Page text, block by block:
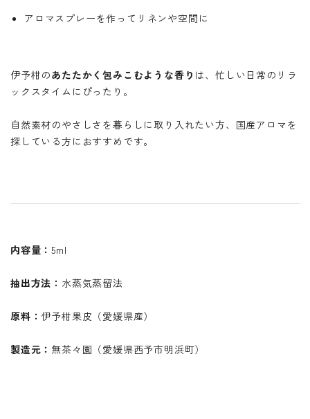
アロマスプレーを作ってリネンや空間に
伊予柑のあたたかく包みこむような香り は、忙しい日常のリラ
ックスタイムにぴったり。
自然素材のやさしさを暮らしに取り入れたい方、国産アロマを
探している方におすすめです。
内容量：5ml
抽出方法： 水蒸気蒸留法
原料：伊予柑果皮（愛媛県産）
製造元： 無茶々園（愛媛県西予市明浜町）